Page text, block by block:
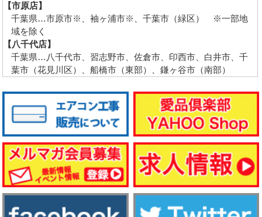
【市原店】
千葉県…市原市※、袖ヶ浦市※、千葉市（緑区） ※一部地
域を除く
【八千代店】
千葉県…八千代市、習志野市、佐倉市、印西市、白井市、千
葉市（花見川区）、船橋市（東部）、鎌ヶ谷市（南部）